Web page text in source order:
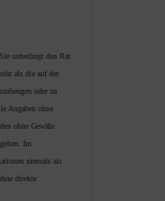
unbedingt den Rat
als die auf der
oder zu
Angaben ohne
ohne Gewähr
Im
niemals als
direkte